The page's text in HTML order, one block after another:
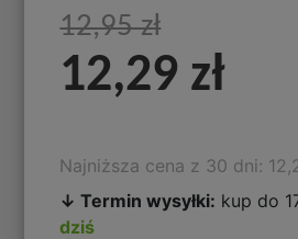
12,95 zł
12,29 zł
Najniższa cena z 30 dni:
↓ Termin wysyłki: kup do
dziś